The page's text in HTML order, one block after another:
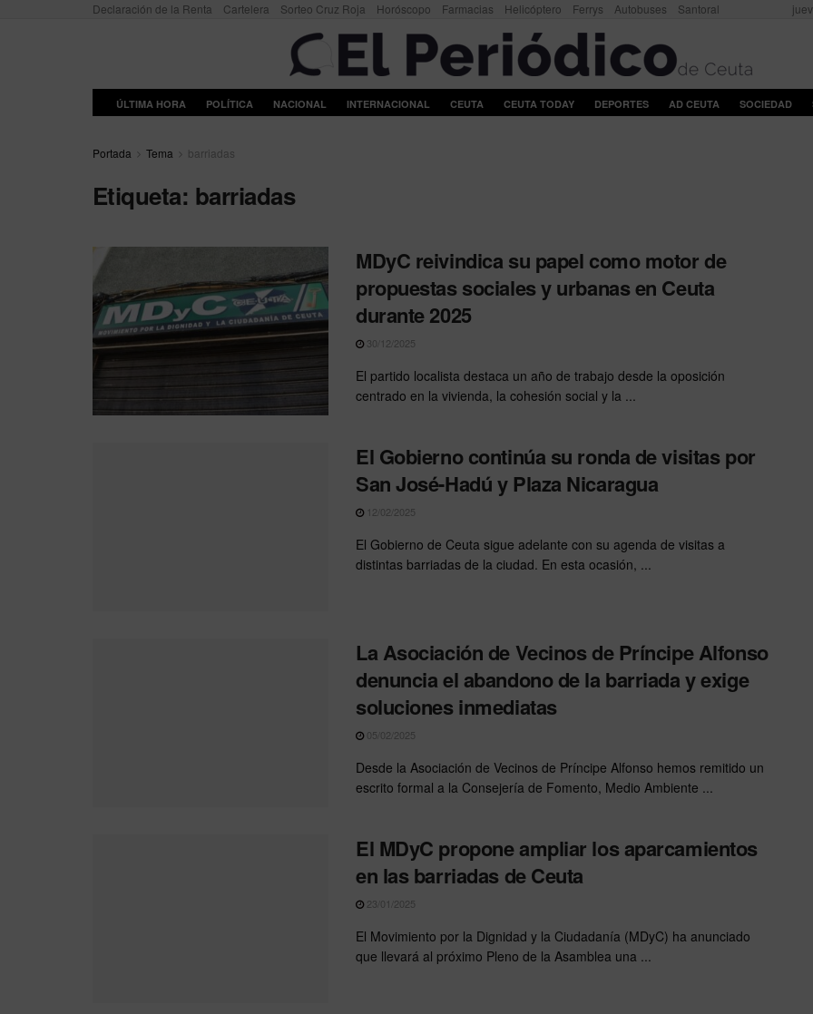
Declaración de la Renta Cartelera Sorteo Cruz Roja Horóscopo Farmacias Helicóptero Ferrys Autobuses Santoral
ÚLTIMA HORA POLÍTICA NACIONAL INTERNACIONAL CEUTA CEUTA TODAY DEPORTES AD CEUTA SOCIEDAD
Portada Tema barriadas
Etiqueta: barriadas
MDyC reivindica su papel como motor de
propuestas sociales y urbanas en Ceuta
durante 2025
30/12/2025
El partido localista destaca un año de trabajo desde la oposición
centrado en la vivienda, la cohesión social y la ...
El Gobierno continúa su ronda de visitas por
San José-Hadú y Plaza Nicaragua
12/02/2025
El Gobierno de Ceuta sigue adelante con su agenda de visitas a
distintas barriadas de la ciudad. En esta ocasión, ...
La Asociación de Vecinos de Príncipe Alfonso
denuncia el abandono de la barriada y exige
soluciones inmediatas
05/02/2025
Desde la Asociación de Vecinos de Príncipe Alfonso hemos remitido un
escrito formal a la Consejería de Fomento, Medio Ambiente ...
El MDyC propone ampliar los aparcamientos
en las barriadas de Ceuta
23/01/2025
El Movimiento por la Dignidad y la Ciudadanía (MDyC) ha anunciado
que llevará al próximo Pleno de la Asamblea una ...